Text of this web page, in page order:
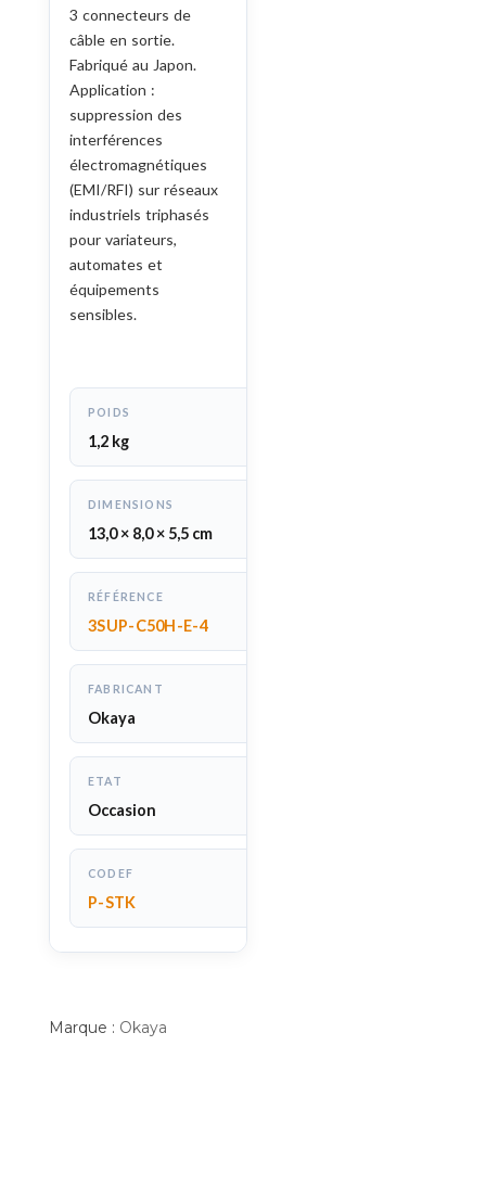
3 connecteurs de
câble en sortie.
Fabriqué au Japon.
Application :
suppression des
interférences
électromagnétiques
(EMI/RFI) sur réseaux
industriels triphasés
pour variateurs,
automates et
équipements
sensibles.
POIDS
1,2 kg
DIMENSIONS
13,0 × 8,0 × 5,5 cm
RÉFÉRENCE
3SUP-C50H-E-4
FABRICANT
Okaya
ETAT
Occasion
CODEF
P-STK
Marque : Okaya